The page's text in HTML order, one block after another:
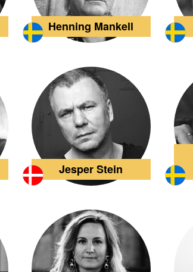
Henning Mankell
Jesper Stein